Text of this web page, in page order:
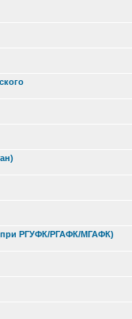
РГУФК/РГАФК/МГАФК)